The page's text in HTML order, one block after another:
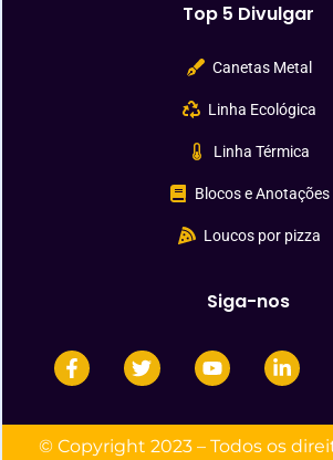
Top 5 Divulgar
Canetas Metal
Linha Ecológica
Linha Térmica
Blocos e Anotações
Loucos por pizza
Siga-nos
© Copyright 2023 – Todos os